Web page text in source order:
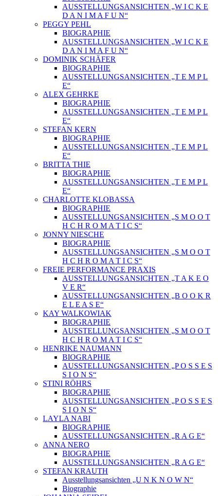
AUSSTELLUNGSANSICHTEN „W I C K E
D A N I M A F U N“
PEGGY PEHL
BIOGRAPHIE
AUSSTELLUNGSANSICHTEN „W I C K E
D A N I M A F U N“
DOMINIK SCHÄFER
BIOGRAPHIE
AUSSTELLUNGSANSICHTEN „T E M P L
E“
ALEX GEHRKE
BIOGRAPHIE
AUSSTELLUNGSANSICHTEN „T E M P L
E“
STEFAN KERN
BIOGRAPHIE
AUSSTELLUNGSANSICHTEN „T E M P L
E“
BRITTA THIE
BIOGRAPHIE
AUSSTELLUNGSANSICHTEN „T E M P L
E“
CHARLOTTE KLOBASSA
BIOGRAPHIE
AUSSTELLUNGSANSICHTEN „S M O O T
H C H R O M A T I C S“
JONNY NIESCHE
BIOGRAPHIE
AUSSTELLUNGSANSICHTEN „S M O O T
H C H R O M A T I C S“
FREIE PERFORMANCE PRAXIS
AUSSTELLUNGSANSICHTEN „T A K E O
V E R“
AUSSTELLUNGSANSICHTEN „B O O K R
E L E A S E“
KAY WALKOWIAK
BIOGRAPHIE
AUSSTELLUNGSANSICHTEN „S M O O T
H C H R O M A T I C S“
HENRIKE NAUMANN
BIOGRAPHIE
AUSSTELLUNGSANSICHTEN „P O S S E S
S I O N S“
STINI RÖHRS
BIOGRAPHIE
AUSSTELLUNGSANSICHTEN „P O S S E S
S I O N S“
LAYLA NABI
BIOGRAPHIE
AUSSTELLUNGSANSICHTEN „R A G E“
ANNA NERO
BIOGRAPHIE
AUSSTELLUNGSANSICHTEN „R A G E“
STEFAN KRAUTH
Ausstellungsansichten „U N K N O W N“
Biographie